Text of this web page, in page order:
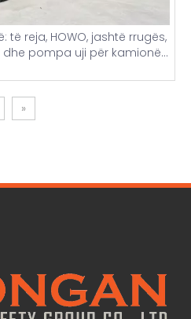
të reja, HOWO, jashtë rrugës,
pompa uji për kamionët
»